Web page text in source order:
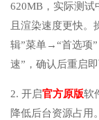
620MB，实际测试
且渲染速度更快。
辑”菜单→“首选项
速”，确认后重启即
2. 开启官方原版软
降低后台资源占